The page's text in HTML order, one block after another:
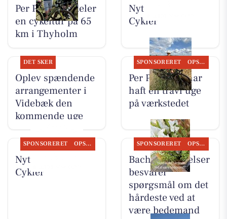
Per P. Cykler deler
en cykeltur på 65
km i Thyholm
Nyt fra Per P.
Cykler
DET SKER
Oplev spændende
arrangementer i
Videbæk den
kommende uge
SPONSORERET OPSLAGSTAVLEN
Per P. Cykler har
haft en travl uge
på værkstedet
SPONSORERET OPSLAGSTAVLEN
Nyt fra Per P.
Cykler
SPONSORERET OPSLAGSTAVLEN
Bachs Begravelser
besvarer
spørgsmål om det
hårdeste ved at
være bedemand